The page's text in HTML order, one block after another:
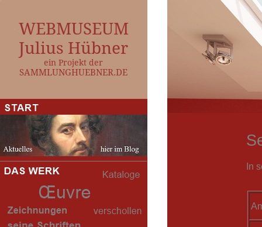
WEBMUSEUM
Julius Hübner
ein Projekt der
SAMMLUNGHUEBNER.DE
In